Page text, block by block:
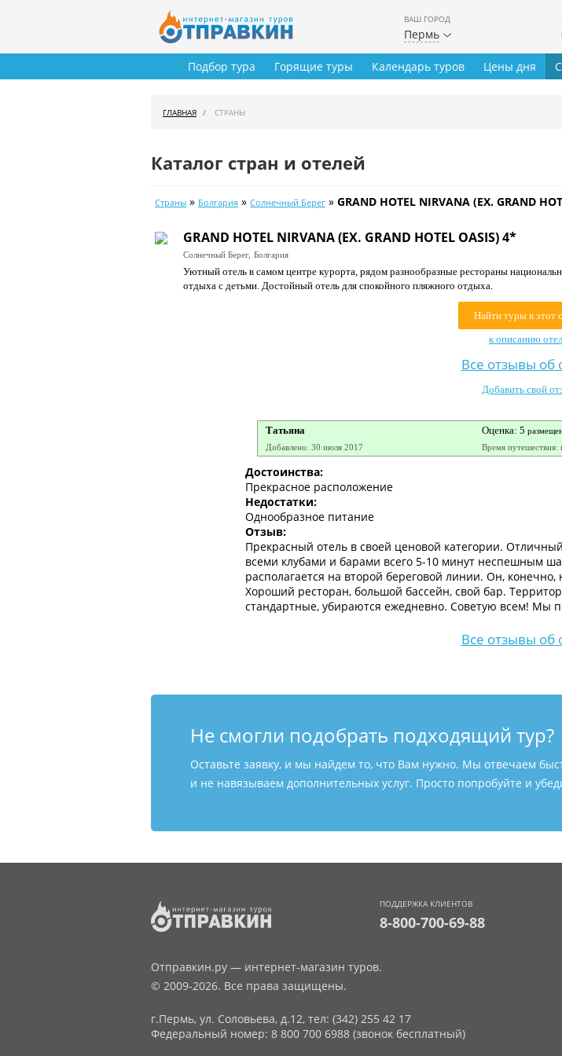
ВАШ ГОРОД
Пермь
Подбор тура Горящие туры Календарь туров Цены дня
ГЛАВНАЯ СТРАНЫ
Каталог стран и отелей
Страны » Болгария » Солнечный Берег » GRAND HOTEL NIRVANA (EX. GRAND
GRAND HOTEL NIRVANA (EX. GRAND HOTEL OASIS) 4*
Солнечный Берег, Болгария
Уютный отель в самом центре курорта, рядом разнообразные рестораны
отдыха с детьми. Достойный отель для спокойного пляжного отдыха.
Найти туры в этот
к описанию
Все отзывы об
Добавить свой
Татьяна Оценка: 5
Добавлено: 30 июля 2017
Время путешествия:
Достоинства:
Прекрасное расположение
Недостатки:
Однообразное питание
Отзыв:
Прекрасный отель в своей ценовой категории.
всеми клубами и барами всего 5-10 минут неспешным
располагается на второй береговой линии. Он,
Хороший ресторан, большой бассейн, свой бар.
стандартные, убираются ежедневно. Советую всем! Мы
Все отзывы об
Не смогли подобрать подходящий тур?
Оставьте заявку, и мы найдем то, что Вам нужно. Мы отвечаем
и не навязываем дополнительных услуг. Просто попробуйте и
ПОДДЕРЖКА КЛИЕНТОВ
8-800-700-69-88
Отправкин.ру — интернет-магазин туров.
© 2009-2026. Все права защищены.
г.Пермь, ул. Соловьева, д.12, тел: (342) 255 42 17
Федеральный номер: 8 800 700 6988 (звонок бесплатный)